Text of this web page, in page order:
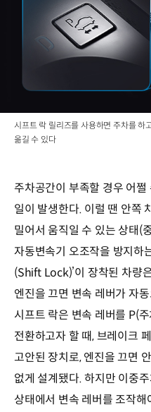
시프트 락 릴리즈를 사용하면 주차를 하
옮길 수 있다
주차공간이 부족할 경우 어
일이 발생한다. 이럴 땐 안쪽
밀어서 움직일 수 있는 상태(
자동변속기 오조작을 방지하
(Shift Lock)’이 장착된 차량
엔진을 끄면 변속 레버가 자
시프트 락은 변속 레버를 P(
전환하고자 할 때, 브레이크
고안된 장치로, 엔진을 끄면
없게 설계됐다. 하지만 이중
상태에서 변속 레버를 조작해